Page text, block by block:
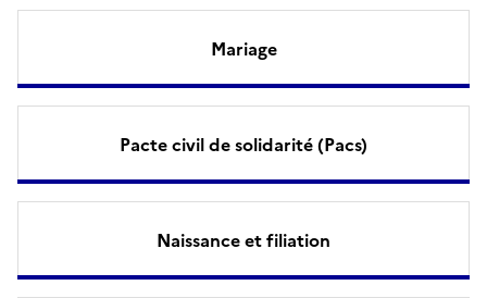
Mariage
Pacte civil de solidarité (Pacs)
Naissance et filiation